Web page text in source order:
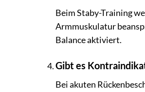
Beim Staby-Training
Armmuskulatur
Balance aktiviert.
Gibt es
Bei akuten